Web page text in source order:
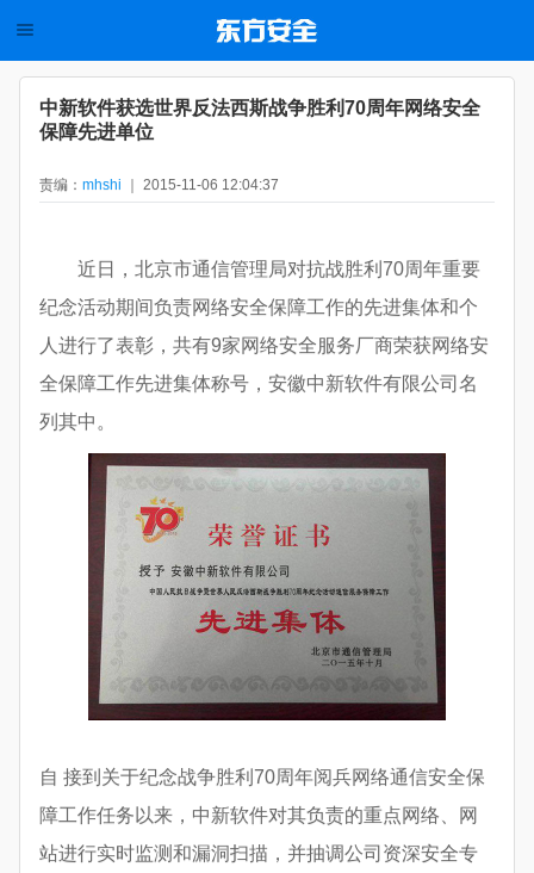
中新软件获选世界反法西斯战争胜利70周年网络安全
保障先进单位
责编： mhshi ｜ 2015-11-06 12:04:37
近日，北京市通信管理局对抗战胜利70周年重要
纪念活动期间负责网络安全保障工作的先进集体和个
人进行了表彰，共有9家网络安全服务厂商荣获网络安
全保障工作先进集体称号，安徽中新软件有限公司名
列其中。
自 接到关于纪念战争胜利70周年阅兵网络通信安全保
障工作任务以来，中新软件对其负责的重点网络、网
站进行实时监测和漏洞扫描，并抽调公司资深安全专